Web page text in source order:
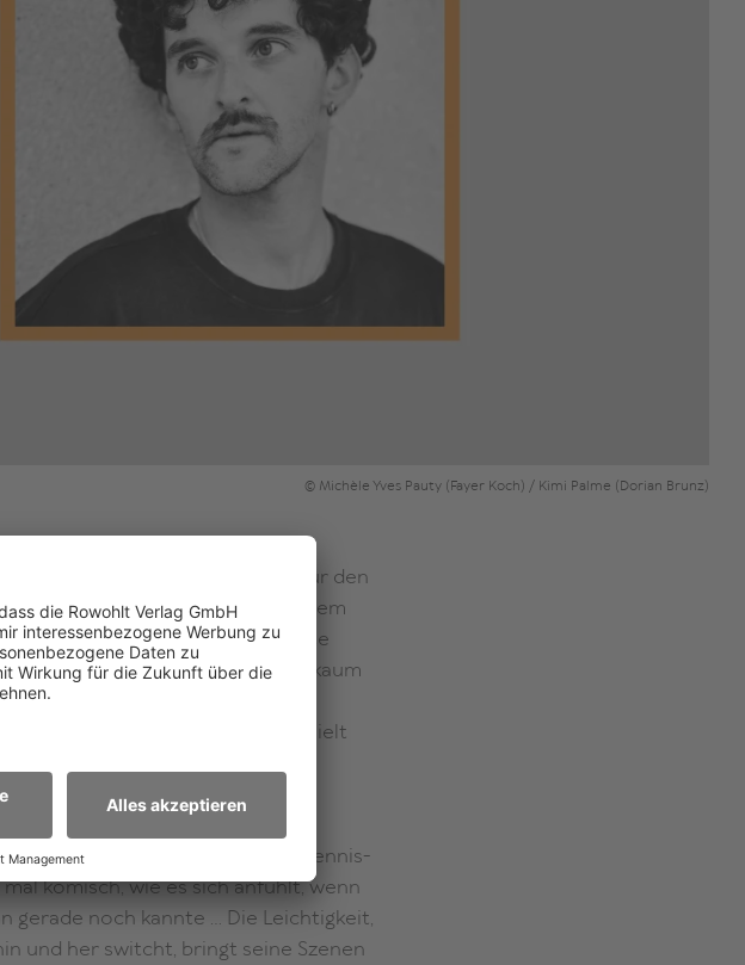
© Michèle Yves Pauty (Fayer Koch) / Kimi Palme (Dorian Brunz)
und einem Gespür für den
die Urwelt vor, die bei genauerem
Zukunftsängsten beherrschte
könnte ein Trotzdem-Stück kaum
2025
ausgezeichnet und erhielt
2025.
selbst etwas von einem Tischtennis-
komisch, wie es sich anfühlt, wenn
gerade noch kannte … Die Leichtigkeit,
und her switcht, bringt seine Szenen